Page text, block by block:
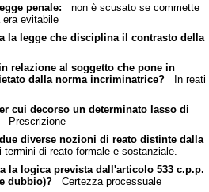
penale: non è scusato se commette
evitabile
la legge che disciplina il contrasto della
relazione al soggetto che pone in
dalla norma incriminatrice?In reati
cui decorso un determinato lasso di
diverse nozioni di reato distinte dalla
di reato formale e sostanziale.
la logica prevista dall'articolo 533 c.p.p.
dubbio)?Certezza processuale